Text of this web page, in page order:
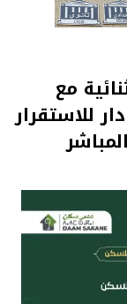
مع
للاستقرار